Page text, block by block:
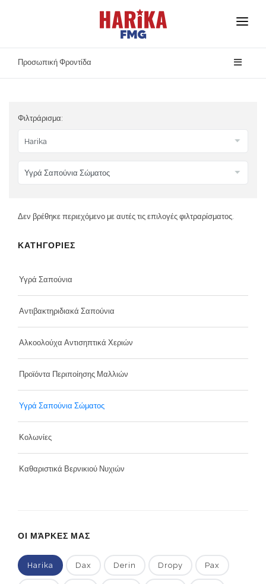
Αρχική
Ασφάλεια Προϊόντων
Επικοινωνία
Προσωπική Φροντίδα
Φιλτράρισμα:
Δεν βρέθηκε περιεχόμενο με αυτές τις επιλογές φιλτραρίσματος.
ΚΑΤΗΓΟΡΙΕΣ
Υγρά Σαπούνια
Αντιβακτηριδιακά Σαπούνια
Αλκοολούχα Αντισηπτικά Χεριών
Προϊόντα Περιποίησης Μαλλιών
Υγρά Σαπούνια Σώματος
Κολωνίες
Καθαριστικά Βερνικιού Νυχιών
ΟΙ ΜΆΡΚΕΣ ΜΑΣ
Harika Dax Derin Dropy Pax